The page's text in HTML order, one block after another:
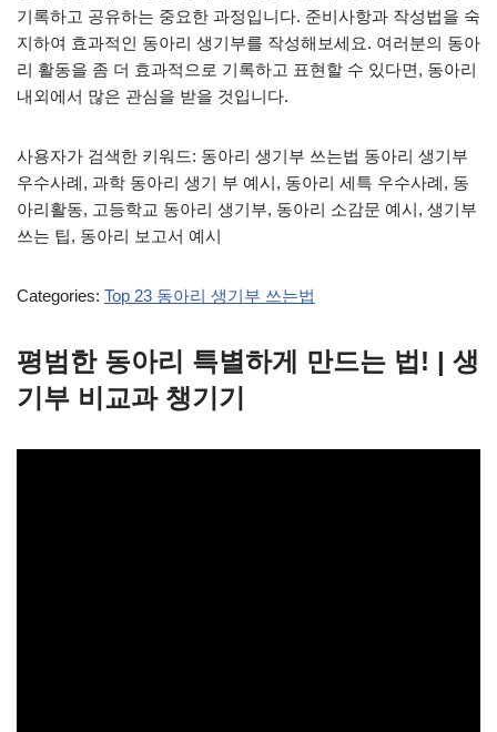
기록하고 공유하는 중요한 과정입니다. 준비사항과 작성법을 숙
지하여 효과적인 동아리 생기부를 작성해보세요. 여러분의 동아
리 활동을 좀 더 효과적으로 기록하고 표현할 수 있다면, 동아리
내외에서 많은 관심을 받을 것입니다.
사용자가 검색한 키워드: 동아리 생기부 쓰는법 동아리 생기부
우수사례, 과학 동아리 생기 부 예시, 동아리 세특 우수사례, 동
아리활동, 고등학교 동아리 생기부, 동아리 소감문 예시, 생기부
쓰는 팁, 동아리 보고서 예시
Categories: Top 23 동아리 생기부 쓰는법
평범한 동아리 특별하게 만드는 법! | 생
기부 비교과 챙기기